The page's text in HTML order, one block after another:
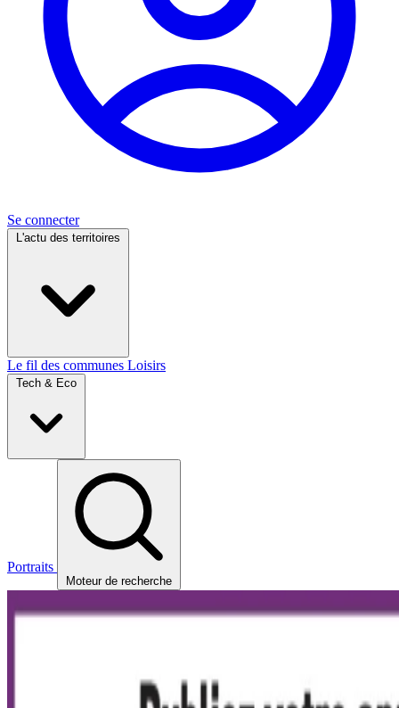
Se connecter
L'actu des territoires
Le fil des communes Loisirs
Tech & Eco
Portraits
Moteur de recherche